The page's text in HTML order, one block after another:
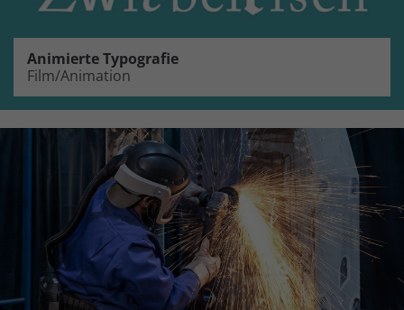
Animierte Typografie
Film/Animation